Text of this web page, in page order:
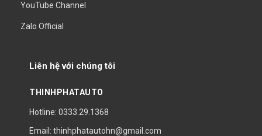
YouTube Channel
Zalo Official
Liên hệ với chúng tôi
THINHPHATAUTO
Hotline: 0333.29.1368
Email: thinhphatautohn@gmail.com